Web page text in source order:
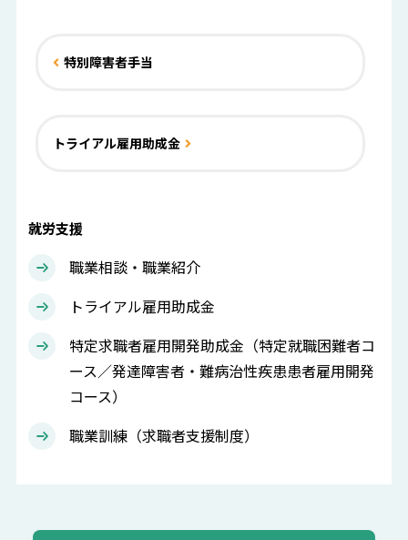
特別障害者手当
トライアル雇用助成金
就労支援
職業相談・職業紹介
トライアル雇用助成金
特定求職者雇用開発助成金（特定就職困難者コ
ース／発達障害者・難病治性疾患患者雇用開発
コース）
職業訓練（求職者支援制度）